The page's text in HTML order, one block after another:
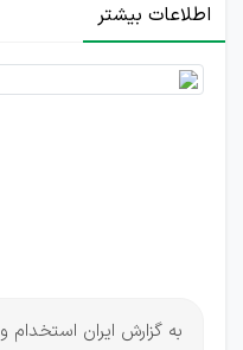
اطلاعات بیشتر
تلاش برای
به گزارش ایران استخدام